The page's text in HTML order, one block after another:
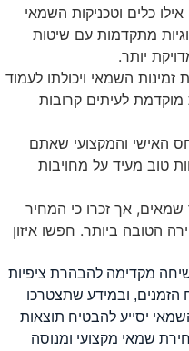
כלים וטכניקות השמאי
מתקדמות עם שיטות
יותר.
השמאי ויכולתו לעמוד
לעיתים קרובות
האישי והמקצועי שאתם
טוב מעיד על מחויבות
אך זכרו כי המחיר
הטובה ביותר. חפשו איזון
מקדימה להבהרת ציפיות
ובמידע שתצטרכו
יסייע להבטיח תוצאות
שמאי מקצועי ומנוסה